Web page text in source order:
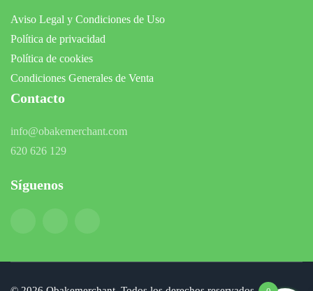
Aviso Legal y Condiciones de Uso
Política de privacidad
Política de cookies
Condiciones Generales de Venta
Contacto
info@obakemerchant.com
620 626 129
Síguenos